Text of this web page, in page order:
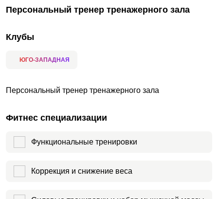
Персональный тренер тренажерного зала
Клубы
ЮГО-ЗАПАДНАЯ
Персональный тренер тренажерного зала
Фитнес специализации
Функциональные тренировки
Коррекция и снижение веса